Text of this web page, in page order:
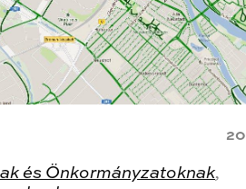
és Önkormányzatoknak,